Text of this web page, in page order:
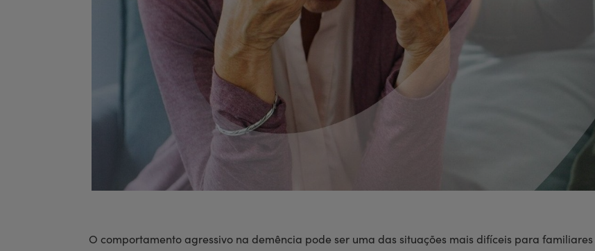
O comportamento agressivo na demência pode ser uma das situações mais difíceis para